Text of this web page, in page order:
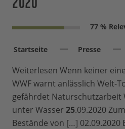
77 %
Startseite Presse
Weiterlesen Wenn keiner
WWF warnt anlässlich Welt-
gefährdet Naturschutzarbeit
unter Wasser 25.09.2020
Bestände von […] 02.09.2020